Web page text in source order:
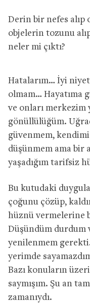
Derin bir nefes alıp
objelerin tozunu
neler mi çıktı?
Hatalarım… İyi
olmam… Hayatıma
ve onları
gönüllülüğüm.
güvenmem, kendimi
düşünmem ama bir
yaşadığım tarifsiz
Bu kutudaki
çoğunu çözüp,
hüznü vermelerine
Düşündüm durdum
yenilenmem
yerimde
Bazı konuların
saymışım. Şu an
zamanıydı.